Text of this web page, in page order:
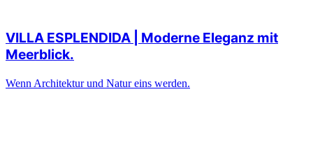
VILLA ESPLENDIDA | Moderne Eleganz mit
Meerblick.
Wenn Architektur und Natur eins werden.